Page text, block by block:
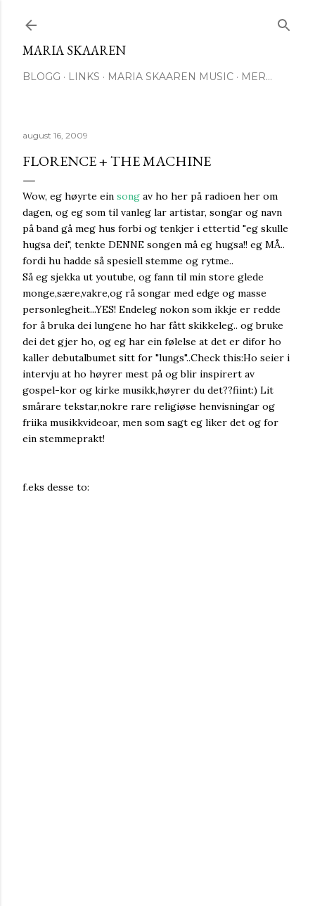
MARIA SKAAREN
BLOGG LINKS MARIA SKAAREN MUSIC MER…
august 16, 2009
FLORENCE + THE MACHINE
Wow, eg høyrte ein song av ho her på radioen her om
dagen, og eg som til vanleg lar artistar, songar og navn
på band gå meg hus forbi og tenkjer i ettertid "eg skulle
hugsa dei", tenkte DENNE songen må eg hugsa!! eg MÅ..
fordi hu hadde så spesiell stemme og rytme..
Så eg sjekka ut youtube, og fann til min store glede
monge,sære,vakre,og rå songar med edge og masse
personlegheit...YES! Endeleg nokon som ikkje er redde
for å bruka dei lungene ho har fått skikkeleg.. og bruke
dei det gjer ho, og eg har ein følelse at det er difor ho
kaller debutalbumet sitt for "lungs"..Check this:Ho seier i
intervju at ho høyrer mest på og blir inspirert av
gospel-kor og kirke musikk,høyrer du det??fiint:) Lit
smårare tekstar,nokre rare religiøse henvisningar og
friika musikkvideoar, men som sagt eg liker det og for
ein stemmeprakt!
f.eks desse to: